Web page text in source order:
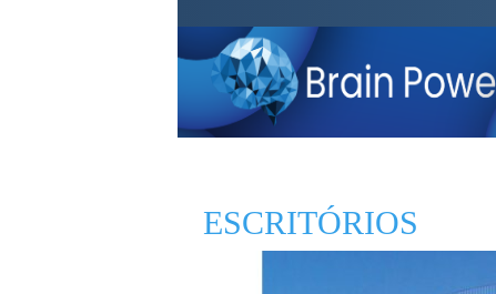
ESCRITÓRIOS